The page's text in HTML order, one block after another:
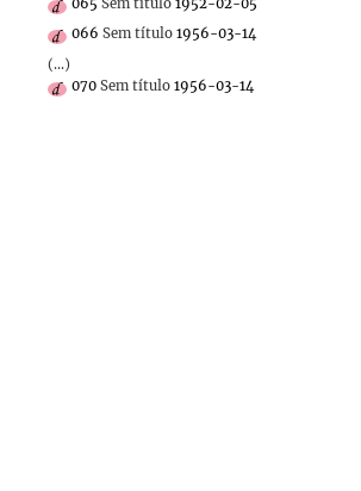
065 Sem título 1952-02-05
066 Sem título 1956-03-14
(...)
070 Sem título 1956-03-14